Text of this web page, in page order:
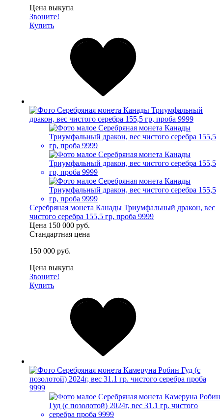
Цена выкупа
Звоните!
Купить
Серебряная монета Канады Триумфальный дракон, вес
чистого серебра 155,5 гр, проба 9999
Цена 150 000 руб.
Стандартная цена
150 000 руб.
Цена выкупа
Звоните!
Купить